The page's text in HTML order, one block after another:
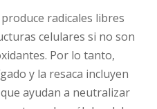
radicales libres
celulares si no son
Por lo tanto,
y la resaca incluyen
ayudan a neutralizar